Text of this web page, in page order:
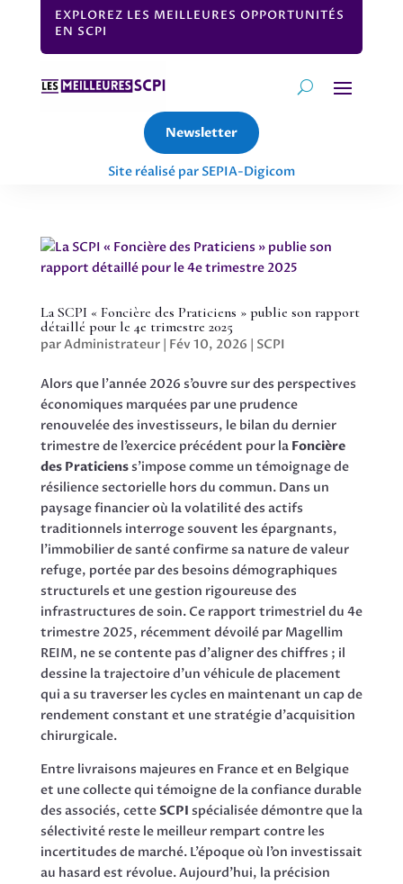
EXPLOREZ LES MEILLEURES OPPORTUNITÉS
EN SCPI
Newsletter
Site réalisé par SEPIA-Digicom
La SCPI « Foncière des Praticiens » publie son rapport
détaillé pour le 4e trimestre 2025
parAdministrateur| Fév 10, 2026 | SCPI
Alors que l’année 2026 s’ouvre sur des perspectives
économiques marquées par une prudence
renouvelée des investisseurs, le bilan du dernier
trimestre de l’exercice précédent pour la Foncière
des Praticienss’impose comme un témoignage de
résilience sectorielle hors du commun. Dans un
paysage financier où la volatilité des actifs
traditionnels interroge souvent les épargnants,
l’immobilier de santé confirme sa nature de valeur
refuge, portée par des besoins démographiques
structurels et une gestion rigoureuse des
infrastructures de soin. Ce rapport trimestriel du 4e
trimestre 2025, récemment dévoilé par Magellim
REIM, ne se contente pas d’aligner des chiffres ; il
dessine la trajectoire d’un véhicule de placement
qui a su traverser les cycles en maintenant un cap de
rendement constant et une stratégie d’acquisition
chirurgicale.
Entre livraisons majeures en France et en Belgique
et une collecte qui témoigne de la confiance durable
des associés, cetteSCPI spécialisée démontre que la
sélectivité reste le meilleur rempart contre les
incertitudes de marché. L’époque où l’on investissait
au hasard est révolue. Aujourd’hui, la précision